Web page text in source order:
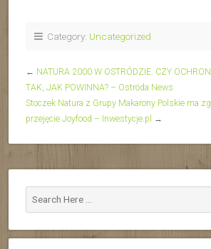
Category: Uncategorized
← NATURA 2000 W OSTRÓDZIE. CZY
TAK, JAK POWINNA? – Ostróda News
Stoczek Natura z Grupy Makarony Polskie ma
przejęcie Joyfood – Inwestycje.pl
→